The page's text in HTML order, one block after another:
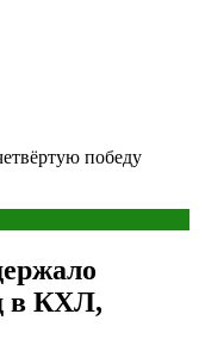
победу
в КХЛ,